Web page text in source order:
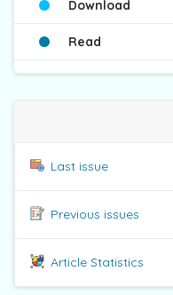
Download
Read
Last issue
Previous issues
Article Statistics